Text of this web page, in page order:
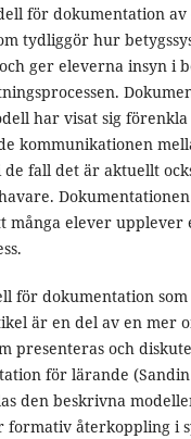
för dokumentation av
tydliggör hur
ger eleverna insyn i
har visat sig
kommunikationen
de fall det är aktuellt
många elever upplever
för dokumentation
är en del av en mer
presenteras och
för lärande
den beskrivna
formativ återkoppling i